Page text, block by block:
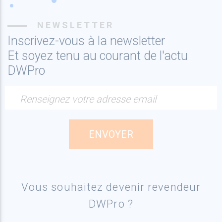
NEWSLETTER
Inscrivez-vous à la newsletter
Et soyez tenu au courant de l'actu
DWPro
Renseignez votre adresse email
Vous souhaitez devenir revendeur
DWPro ?